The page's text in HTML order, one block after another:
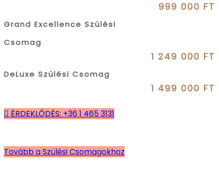
999 000 FT
Grand Excellence Szülési
Csomag
1 249 000 FT
DeLuxe Szülési Csomag
1 499 000 FT
ÉRDEKLŐDÉS: +36 1 465 3131
Tovább a Szülési Csomagokhoz